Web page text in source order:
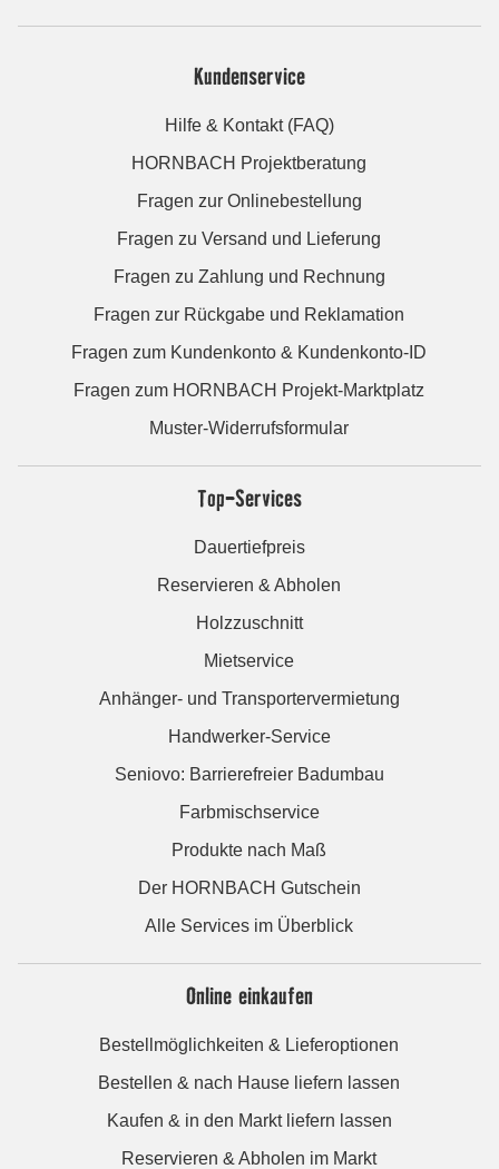
Kundenservice
Hilfe & Kontakt (FAQ)
HORNBACH Projektberatung
Fragen zur Onlinebestellung
Fragen zu Versand und Lieferung
Fragen zu Zahlung und Rechnung
Fragen zur Rückgabe und Reklamation
Fragen zum Kundenkonto & Kundenkonto-ID
Fragen zum HORNBACH Projekt-Marktplatz
Muster-Widerrufsformular
Top-Services
Dauertiefpreis
Reservieren & Abholen
Holzzuschnitt
Mietservice
Anhänger- und Transportervermietung
Handwerker-Service
Seniovo: Barrierefreier Badumbau
Farbmischservice
Produkte nach Maß
Der HORNBACH Gutschein
Alle Services im Überblick
Online einkaufen
Bestellmöglichkeiten & Lieferoptionen
Bestellen & nach Hause liefern lassen
Kaufen & in den Markt liefern lassen
Reservieren & Abholen im Markt